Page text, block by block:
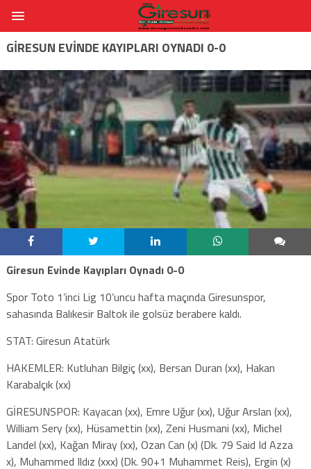
GIRESUN EVINDE KAYIPLARI OYNADI 0-0
Giresun Evinde Kayıpları Oynadı 0-0
Spor Toto 1’inci Lig 10’uncu hafta maçında Giresunspor,
sahasında Balıkesir Baltok ile golsüz berabere kaldı.
STAT: Giresun Atatürk
HAKEMLER: Kutluhan Bilgiç (xx), Bersan Duran (xx), Hakan
Karabalçık (xx)
GİRESUNSPOR: Kayacan (xx), Emre Uğur (xx), Uğur Arslan (xx),
William Sery (xx), Hüsamettin (xx), Zeni Husmani (xx), Michel
Landel (xx), Kağan Miray (xx), Ozan Can (x) (Dk. 79 Said Id Azza
x), Muhammed Ildız (xxx) (Dk. 90+1 Muhammet Reis), Ergin (x)